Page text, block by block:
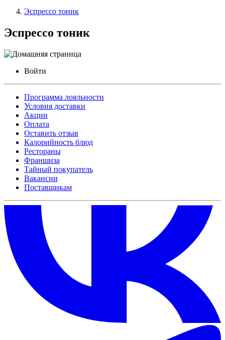
Эспрессо тоник
Эспрессо тоник
Войти
Программа лояльности
Условия доставки
Акции
Оплата
Оставить отзыв
Калорийность блюд
Рестораны
Франшиза
Тайный покупатель
Вакансии
Поставщикам